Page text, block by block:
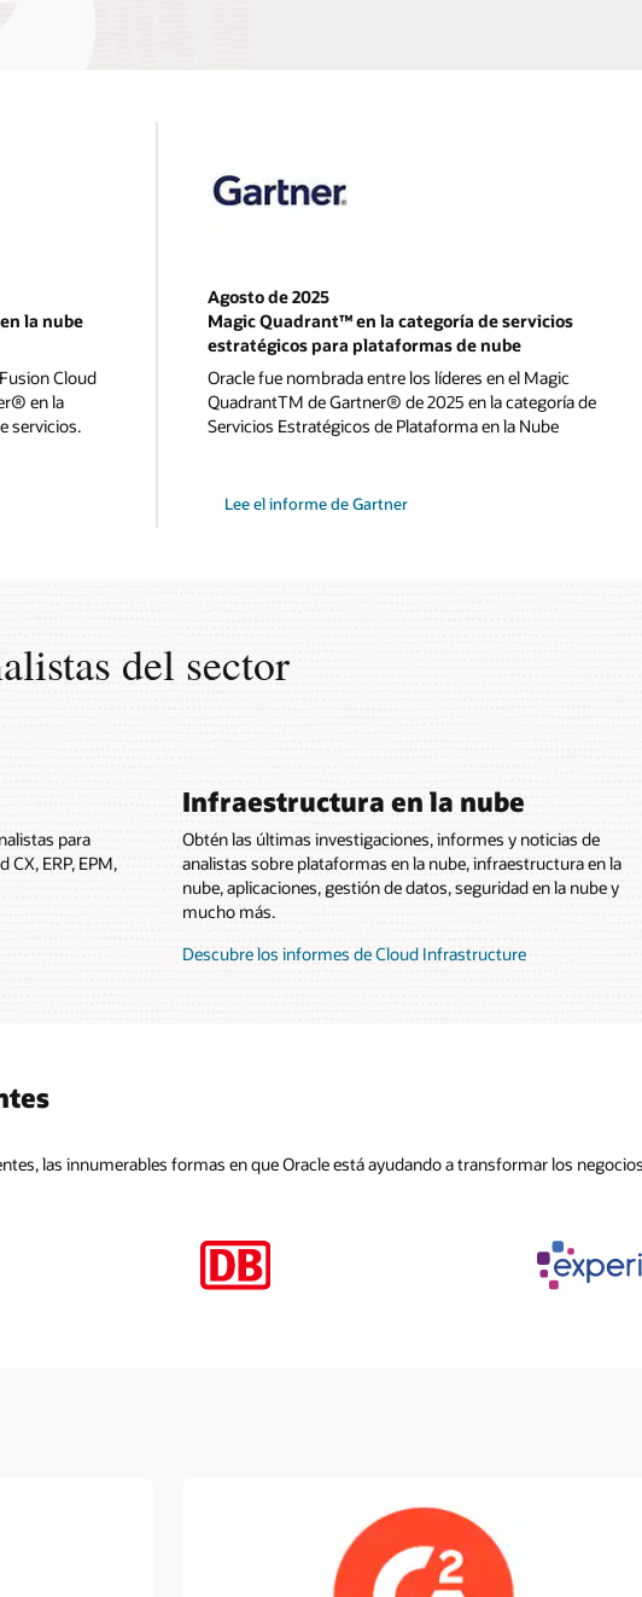
la nube
Cloud
en la
servicios.
Agosto de 2025
Magic Quadrant™ en la categoría de servicios
estratégicos para plataformas de nube
Oracle fue nombrada entre los líderes en el Magic
QuadrantTM de Gartner® de 2025 en la categoría de
Servicios Estratégicos de Plataforma en la Nube
Lee el informe de Gartner
del sector
para
ERP, EPM,
Infraestructura en la nube
Obtén las últimas investigaciones, informes y noticias de
analistas sobre plataformas en la nube, infraestructura en la
nube, aplicaciones, gestión de datos, seguridad en la nube y
mucho más.
Descubre los informes de Cloud Infrastructure
las innumerables formas en que Oracle está ayudando a transformar los